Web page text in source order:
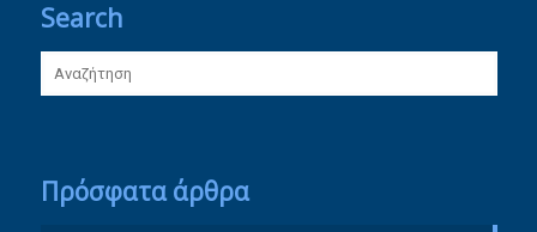
Search
Πρόσφατα άρθρα